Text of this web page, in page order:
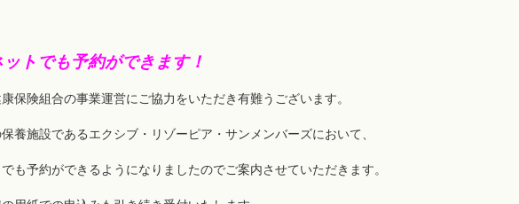
トでも予約ができます！
保険組合の事業運営にご協力をいただき有難うございます。
養施設であるエクシブ・リゾーピア・サンメンバーズにおいて、
も予約ができるようになりましたのでご案内させていただきます。